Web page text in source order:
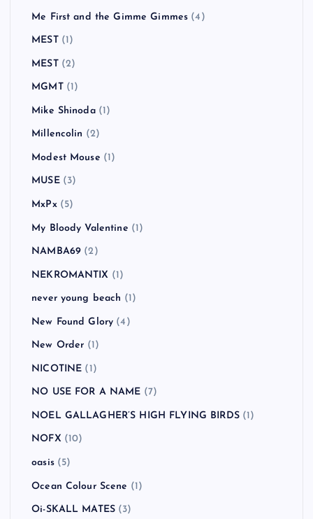
Me First and the Gimme Gimmes (4)
MEST(1)
MEST(2)
MGMT(1)
Mike Shinoda(1)
Millencolin (2)
Modest Mouse (1)
MUSE(3)
MxPx(5)
My Bloody Valentine (1)
NAMBA69 (2)
NEKROMANTIX (1)
never young beach (1)
New Found Glory (4)
New Order (1)
NICOTINE (1)
NO USE FOR A NAME (7)
NOEL GALLAGHER’S HIGH FLYING BIRDS(1)
NOFX (10)
oasis(5)
Ocean Colour Scene (1)
Oi-SKALL MATES (3)